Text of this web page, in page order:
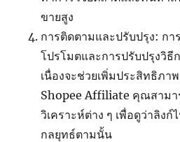
ขายสูง
การติดตามและปรับปรุง: กา
โปรโมตและการปรับปรุงวิ
เนื่องจะช่วยเพิ่มประสิทธิภา
Shopee Affiliate คุณสามา
วิเคราะห์ต่าง ๆ เพื่อดูว่าลิง
กลยุทธ์ตามนั้น